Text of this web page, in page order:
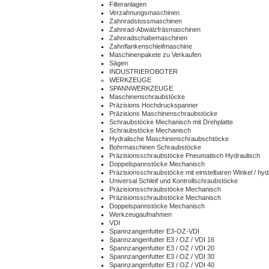
Filteranlagen
Verzahnungsmaschinen
Zahnradstossmaschinen
Zahnrad-Abwälzfräsmaschinen
Zahnradschabemaschinen
Zahnflankenschleifmaschine
Maschinenpakete zu Verkaufen
Sägen
INDUSTRIEROBOTER
WERKZEUGE
SPANNWERKZEUGE
Maschinenschraubstöcke
Präzisions Hochdruckspanner
Präzisions Maschinenschraubstöcke
Schraubstöcke Mechanisch mit Drehplatte
Schraubstöcke Mechanisch
Hydralische Maschinenschraubschtöcke
Bohrmaschinen Schraubstöcke
Präzisionsschraubstöcke Pneumatisch Hydraulisch
Doppelspannstöcke Mechanisch
Präzisionsschraubstöcke mit einstelbaren Winkel /
Universal Schleif und Kontrollschraubstöcke
Präzisionsschraubstöcke Mechanisch
Präzisionsschraubstöcke Mechanisch
Doppelspannstöcke Mechanisch
Werkzeugaufnahmen
VDI
Spannzangenfutter E3-OZ-VDI
Spannzangenfutter E3 / OZ / VDI 16
Spannzangenfutter E3 / OZ / VDI 20
Spannzangenfutter E3 / OZ / VDI 30
Spannzangenfutter E3 / OZ / VDI 40